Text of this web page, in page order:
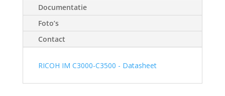
Documentatie
Foto’s
Contact
RICOH IM C3000-C3500 - Datasheet